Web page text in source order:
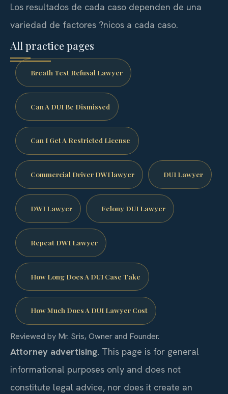
Los resultados de cada caso dependen de una
variedad de factores ?nicos a cada caso.
All practice pages
Breath Test Refusal Lawyer
Can A DUI Be Dismissed
Can I Get A Restricted License
Commercial Driver DWI lawyer DUI Lawyer
DWI Lawyer Felony DUI Lawyer
Repeat DWI Lawyer
How Long Does A DUI Case Take
How Much Does A DUI Lawyer Cost
Reviewed by Mr. Sris, Owner and Founder.
Attorney advertising. This page is for general
informational purposes only and does not
constitute legal advice, nor does it create an